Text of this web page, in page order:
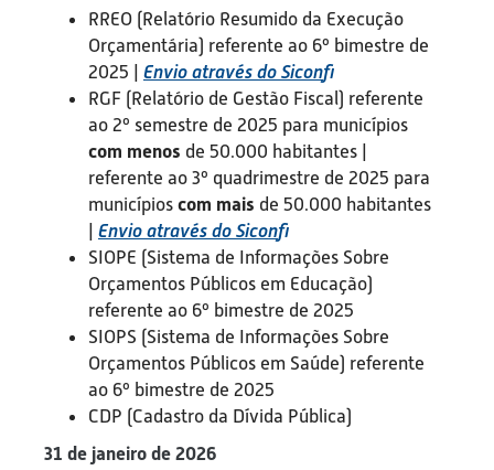
RREO (Relatório Resumido da Execução
Orçamentária) referente ao 6º bimestre de
2025 | Envio através do Siconfi
RGF (Relatório de Gestão Fiscal) referente
ao 2º semestre de 2025 para municípios
com menos de 50.000 habitantes |
referente ao 3º quadrimestre de 2025 para
municípios com mais de 50.000 habitantes
| Envio através do Siconfi
SIOPE (Sistema de Informações Sobre
Orçamentos Públicos em Educação)
referente ao 6º bimestre de 2025
SIOPS (Sistema de Informações Sobre
Orçamentos Públicos em Saúde) referente
ao 6º bimestre de 2025
CDP (Cadastro da Dívida Pública)
31 de janeiro de 2026